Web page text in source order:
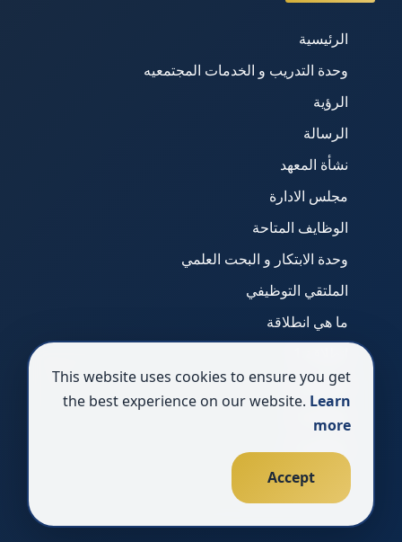
الرئيسية
وحدة التدريب و الخدمات المجتمعيه
الرؤية
الرسالة
نشأة المعهد
مجلس الادارة
الوظايف المتاحة
وحدة الابتكار و البحت العلمي
الملتقي التوظيفي
ما هي انطلاقة
انطلاقة 2
انطلاقة 4
This website uses cookies to ensure you get
the best experience on our website. Learn
more
Accept